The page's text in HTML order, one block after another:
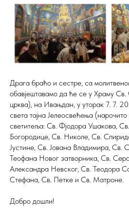
Драга браћо и сестре, са
обавјештавамо да ће се у Храму
црква), на Ивањдан, у уторак 7. 7.
света тајна Јелеосвећења
светитеља: Св. Фјодора Ушакова,
Богородице, Св. Николе, Св.
Јустине, Св. Јована Владимира, Св.
Теофана Новог затворника, Св.
Александра Невског, Св. Теодора
Стефана, Св. Петке и Св. Матроне.
Добро дошли!